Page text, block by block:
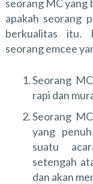
seorang MC yang
apakah seorang
berkualitas itu.
seorang emcee
Seorang
rapi dan
Seorang
yang
suatu
setengah
dan akan